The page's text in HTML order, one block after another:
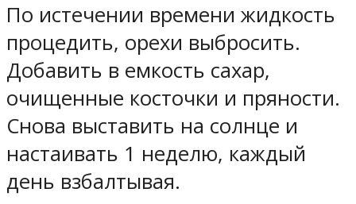
По истечении времени жидкость
процедить, орехи выбросить.
Добавить в емкость сахар,
очищенные косточки и пряности.
Снова выставить на солнце и
настаивать 1 неделю, каждый
день взбалтывая.